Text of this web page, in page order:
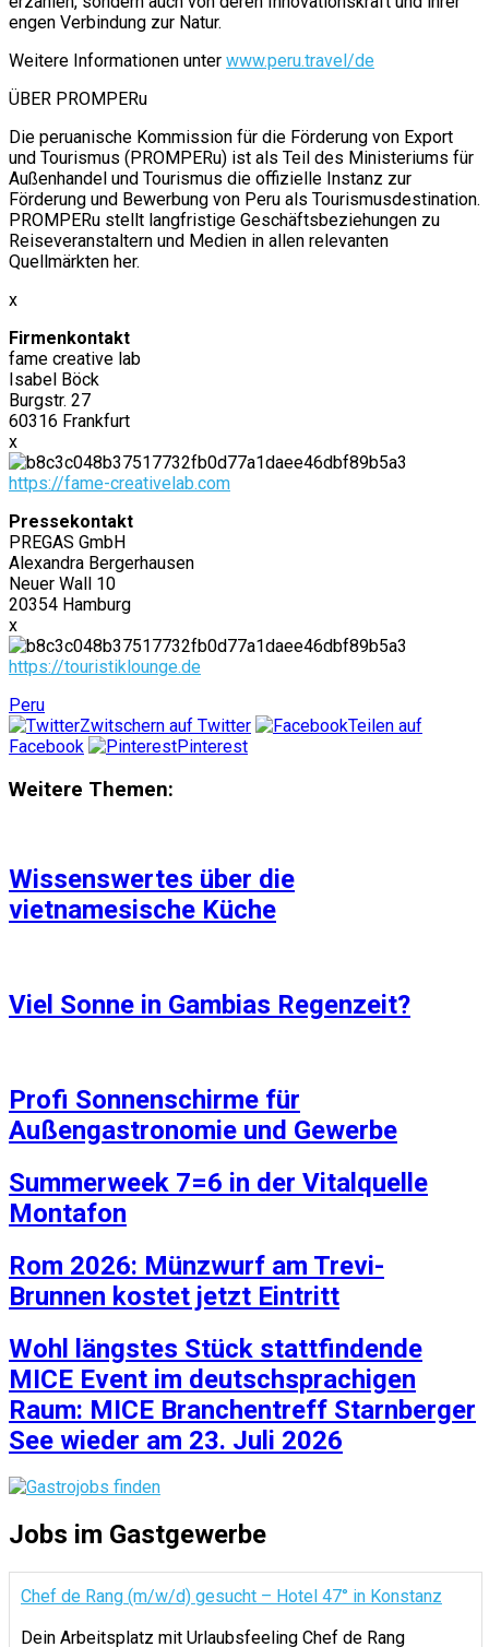
engen Verbindung zur Natur.
Weitere Informationen unter www.peru.travel/de
ÜBER PROMPERu
Die peruanische Kommission für die Förderung von Export
und Tourismus (PROMPERu) ist als Teil des Ministeriums für
Außenhandel und Tourismus die offizielle Instanz zur
Förderung und Bewerbung von Peru als Tourismusdestination.
PROMPERu stellt langfristige Geschäftsbeziehungen zu
Reiseveranstaltern und Medien in allen relevanten
Quellmärkten her.
x
Firmenkontakt
fame creative lab
Isabel Böck
Burgstr. 27
60316 Frankfurt
x
https://fame-creativelab.com
Pressekontakt
PREGAS GmbH
Alexandra Bergerhausen
Neuer Wall 10
20354 Hamburg
x
https://touristiklounge.de
Peru
Zwitschern auf Twitter
Teilen auf
Facebook
Pinterest
Weitere Themen:
Wissenswertes über die
vietnamesische Küche
Viel Sonne in Gambias Regenzeit?
Profi Sonnenschirme für
Außengastronomie und Gewerbe
Summerweek 7=6 in der Vitalquelle
Montafon
Rom 2026: Münzwurf am Trevi-
Brunnen kostet jetzt Eintritt
Wohl längstes Stück stattfindende
MICE Event im deutschsprachigen
Raum: MICE Branchentreff Starnberger
See wieder am 23. Juli 2026
Jobs im Gastgewerbe
Chef de Rang (m/w/d) gesucht – Hotel 47° in Konstanz
Dein Arbeitsplatz mit Urlaubsfeeling Chef de Rang